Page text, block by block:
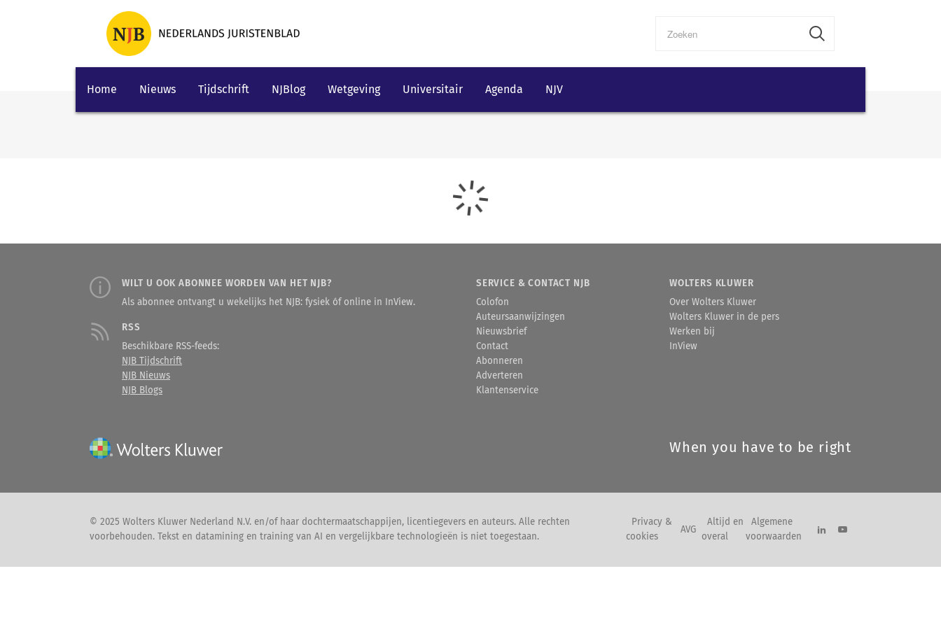
Home Nieuws Tijdschrift NJBlog Wetgeving Universitair Agenda NJV
WILT U OOK ABONNEE WORDEN VAN HET NJB?
Als abonnee ontvangt u wekelijks het NJB: fysiek óf online in InView.
RSS
Beschikbare RSS-feeds:
NJB Tijdschrift
NJB Nieuws
NJB Blogs
SERVICE & CONTACT NJB
Colofon
Auteursaanwijzingen
Nieuwsbrief
Contact
Abonneren
Adverteren
Klantenservice
WOLTERS KLUWER
Over Wolters Kluwer
Wolters Kluwer in de pers
Werken bij
InView
When you have to be right
© 2025 Wolters Kluwer Nederland N.V. en/of haar dochtermaatschappijen, licentiegevers en auteurs. Alle rechten
voorbehouden. Tekst en datamining en training van AI en vergelijkbare technologieën is niet toegestaan.
Privacy &
cookies
AVG
Altijd en
overal
Algemene
voorwaarden